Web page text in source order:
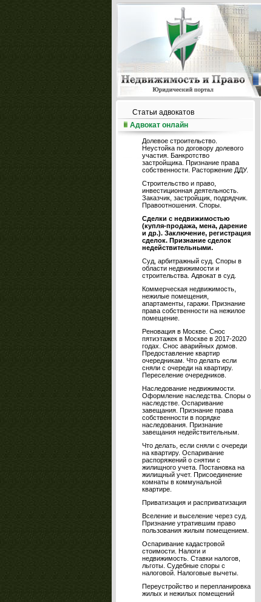
Статьи адвокатов
Адвокат онлайн
Долевое строительство.
Неустойка по договору долевого
участия. Банкротство
застройщика. Признание права
собственности. Расторжение ДДУ.
Строительство и право,
инвестиционная деятельность.
Заказчик, застройщик, подрядчик.
Правоотношения. Споры.
Сделки с недвижимостью
(купля-продажа, мена, дарение
и др.). Заключение, регистрация
сделок. Признание сделок
недействительными.
Суд, арбитражный суд. Споры в
области недвижимости и
строительства. Адвокат в суд.
Коммерческая недвижимость,
нежилые помещения,
апартаменты, гаражи. Признание
права собственности на нежилое
помещение.
Реновация в Москве. Снос
пятиэтажек в Москве в 2017-2020
годах. Снос аварийных домов.
Предоставление квартир
очередникам. Что делать если
сняли с очереди на квартиру.
Переселение очередников.
Наследование недвижимости.
Оформление наследства. Споры о
наследстве. Оспаривание
завещания. Признание права
собственности в порядке
наследования. Признание
завещания недействительным.
Что делать, если сняли с очереди
на квартиру. Оспаривание
распоряжений о снятии с
жилищного учета. Постановка на
жилищный учет. Присоединение
комнаты в коммунальной
квартире.
Приватизация и расприватизация
Вселение и выселение через суд.
Признание утратившим право
пользования жилым помещением.
Оспаривание кадастровой
стоимости. Налоги и
недвижимость. Ставки налогов,
льготы. Судебные споры с
налоговой. Налоговые вычеты.
Переустройство и перепланировка
жилых и нежилых помещений